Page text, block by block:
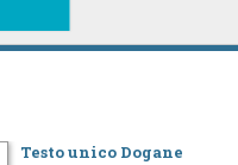
Testo unico Dogane